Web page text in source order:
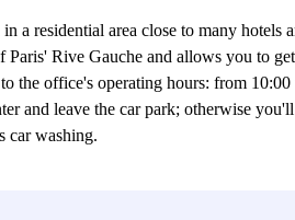
in a residential area close to many hotels
Rive Gauche and allows you to
the office's operating hours: from
and leave the car park; otherwise
car washing.